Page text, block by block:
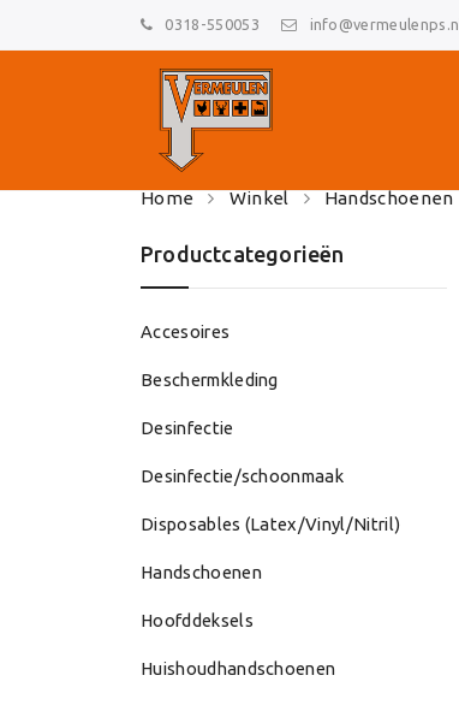
0318-550053 info@vermeulenps.nl
Skip
to
content
Home Winkel Handschoenen
Productcategorieën
Accesoires
Beschermkleding
Desinfectie
Desinfectie/schoonmaak
Disposables (Latex/Vinyl/Nitril)
Handschoenen
Hoofddeksels
Huishoudhandschoenen